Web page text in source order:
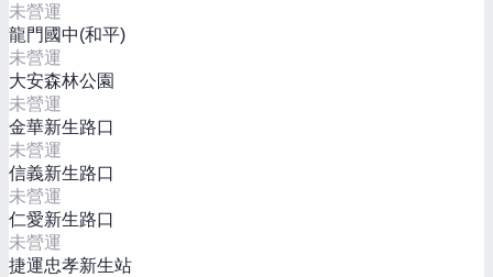
未營運
龍門國中(和平)
未營運
大安森林公園
未營運
金華新生路口
未營運
信義新生路口
未營運
仁愛新生路口
未營運
捷運忠孝新生站